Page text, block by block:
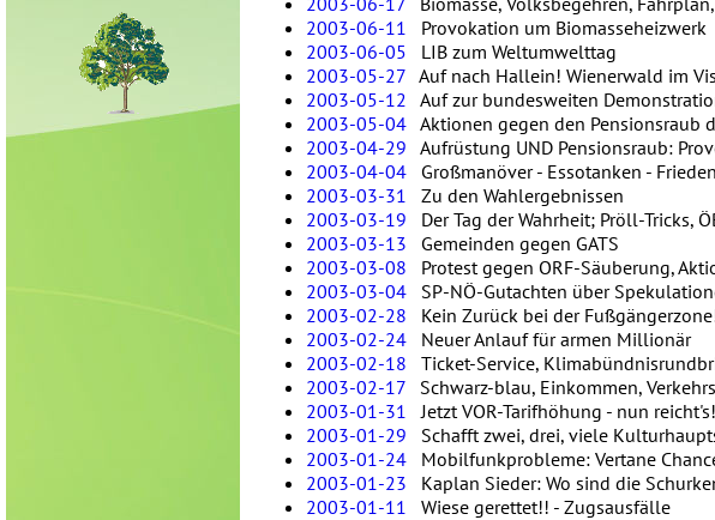
2003-06-11 Provokation um Biomasseheizwerk
2003-06-05 LIB zum Weltumwelttag
2003-05-27 Auf nach Hallein! Wienerwald im
2003-05-12 Auf zur bundesweiten
2003-05-04 Aktionen gegen den Pensionsraub
2003-04-29 Aufrüstung UND Pensionsraub:
2003-04-04 Großmanöver - Essotanken -
2003-03-31 Zu den Wahlergebnissen
2003-03-19 Der Tag der Wahrheit; Pröll-Tricks,
2003-03-13 Gemeinden gegen GATS
2003-03-08 Protest gegen ORF-Säuberung,
2003-03-04 SP-NÖ-Gutachten über
2003-02-28 Kein Zurück bei der
2003-02-24 Neuer Anlauf für armen Millionär
2003-02-18 Ticket-Service,
2003-02-17 Schwarz-blau, Einkommen,
2003-01-31 Jetzt VOR-Tarifhöhung - nun reicht's!
2003-01-29 Schafft zwei, drei, viele
2003-01-24 Mobilfunkprobleme: Vertane
2003-01-23 Kaplan Sieder: Wo sind die
2003-01-11 Wiese gerettet!! - Zugsausfälle